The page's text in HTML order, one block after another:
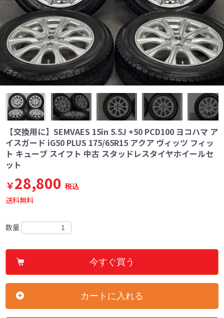
【交換用に】SEMVAES 15in 5.5J +50 PCD100 ヨコハマ ア
イスガード iG50 PLUS 175/65R15 アクア ヴィッツ フィッ
ト キューブ スイフト 中古 スタッドレスタイヤホイールセ
ット
￥28,800 税込
送料無料
数量
今すぐ買う
カートに入れる